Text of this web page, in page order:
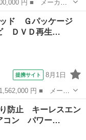
ド名： プラタナ
パワーウインドウ
ッド Ｇパッケージ
ＤＶＤ再生…
提携サイト 8月1日
ド名： ハイブリッ
ＶＤ再生 バックカ
防止 キーレスエン
コン パワー…